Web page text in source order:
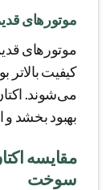
موتورهای
موتورهای
کیفیت
می‌شوند.
بهبود بخشد و
مقایسه
سوخت